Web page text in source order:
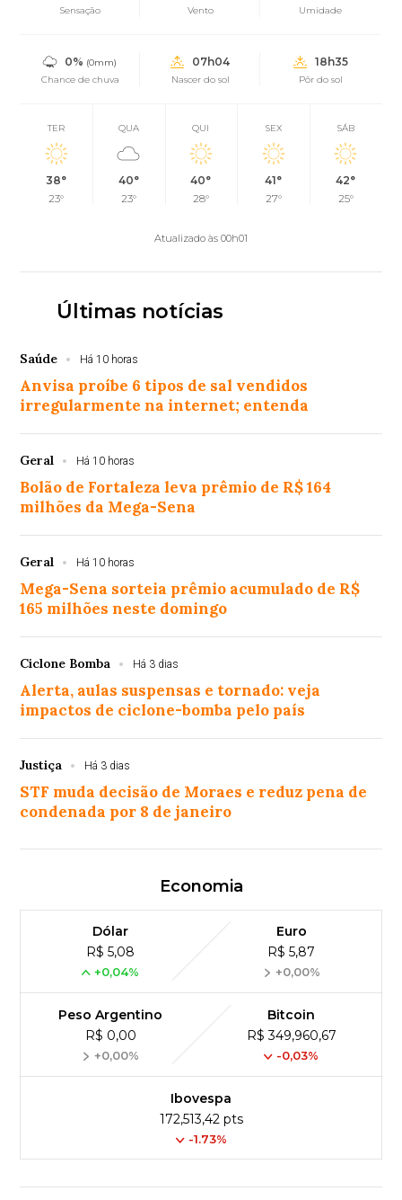
Sensação Vento Umidade
0% (0mm)
Chance de chuva
07h04
Nascer do sol
18h35
Pôr do sol
TER
38°
23°
QUA
40°
23°
QUI
40°
28°
SEX
41°
27°
SÁB
42°
25°
Atualizado às 00h01
Últimas notícias
Saúde Há 10 horas
Anvisa proíbe 6 tipos de sal vendidos
irregularmente na internet; entenda
Geral Há 10 horas
Bolão de Fortaleza leva prêmio de R$ 164
milhões da Mega-Sena
Geral Há 10 horas
Mega-Sena sorteia prêmio acumulado de R$
165 milhões neste domingo
Ciclone Bomba Há 3 dias
Alerta, aulas suspensas e tornado: veja
impactos de ciclone-bomba pelo país
Justiça Há 3 dias
STF muda decisão de Moraes e reduz pena de
condenada por 8 de janeiro
Economia
Dólar
R$ 5,08
+0,04%
Euro
R$ 5,87
+0,00%
Peso Argentino
R$ 0,00
+0,00%
Bitcoin
R$ 349,960,67
-0,03%
Ibovespa
172,513,42 pts
-1.73%